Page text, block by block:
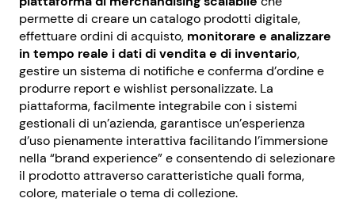
permette di creare un catalogo prodotti digitale,
effettuare ordini di acquisto, monitorare e analizzare
in tempo reale i dati di vendita e di inventario,
gestire un sistema di notifiche e conferma d’ordine e
produrre report e wishlist personalizzate. La
piattaforma, facilmente integrabile con i sistemi
gestionali di un’azienda, garantisce un’esperienza
d’uso pienamente interattiva facilitando l’immersione
nella “brand experience” e consentendo di selezionare
il prodotto attraverso caratteristiche quali forma,
colore, materiale o tema di collezione.